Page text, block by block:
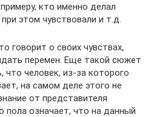
кто именно делал
этом чувствовали и т.д.
говорит о своих чувствах,
перемен. Еще такой сюжет
что человек, из-за которого
на самом деле этого не
от представителя
пола означает, что на данный